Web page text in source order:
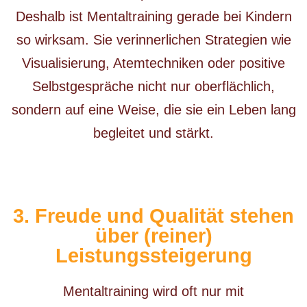
Deshalb ist Mentaltraining gerade bei Kindern
so wirksam. Sie verinnerlichen Strategien wie
Visualisierung, Atemtechniken oder positive
Selbstgespräche nicht nur oberflächlich,
sondern auf eine Weise, die sie ein Leben lang
begleitet und stärkt.
3. Freude und Qualität stehen
über (reiner)
Leistungssteigerung
Mentaltraining wird oft nur mit